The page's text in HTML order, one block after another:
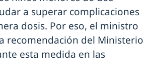
a superar complicaciones
dosis. Por eso, el ministro
recomendación del Ministerio
esta medida en las